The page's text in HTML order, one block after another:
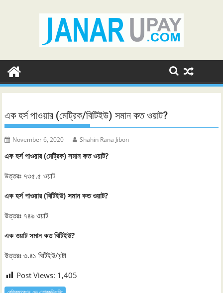
এক হর্স পাওয়ার (মেট্রিক/বিটিইউ) সমান কত ওয়াট?
November 6, 2020 Shahin Rana Jibon
এক হর্স পাওয়ার (মেট্রিক) সমান কত ওয়াট?
উত্তরঃ ৭৩৫.৫ ওয়াট
এক হর্স পাওয়ার (বিটিইউ) সমান কত ওয়াট?
উত্তরঃ ৭৪৬ ওয়াট
এক ওয়াট সমান কত বিটিইউ?
উত্তরঃ ৩.৪১ বিটিইউ/ঘন্টা
Post Views: 1,405